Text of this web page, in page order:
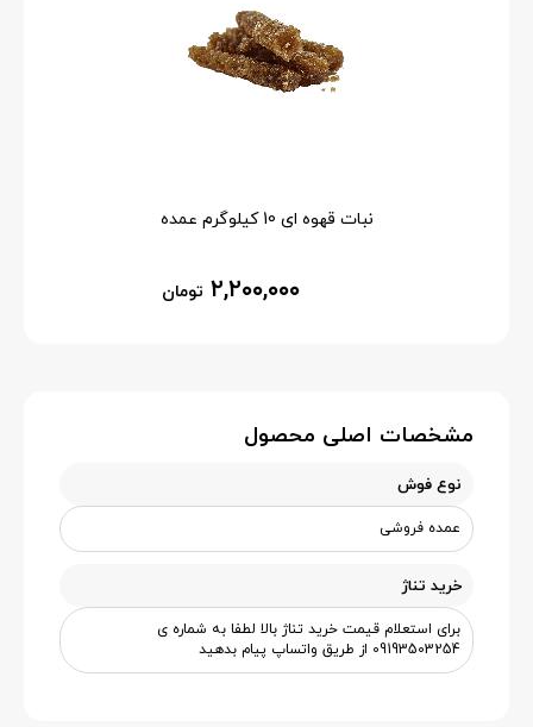
نبات قهوه ای 10 کیلوگرم عمده
۲,۲۰۰,۰۰۰ تومان
مشخصات اصلی محصول
نوع فوش
عمده فروشی
خرید تناژ
برای استعلام قیمت خرید تناژ بالا لطفا به شماره ی
09193503254 از طریق واتساپ پیام بدهید